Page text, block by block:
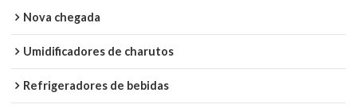
Nova chegada
Umidificadores de charutos
Refrigeradores de bebidas